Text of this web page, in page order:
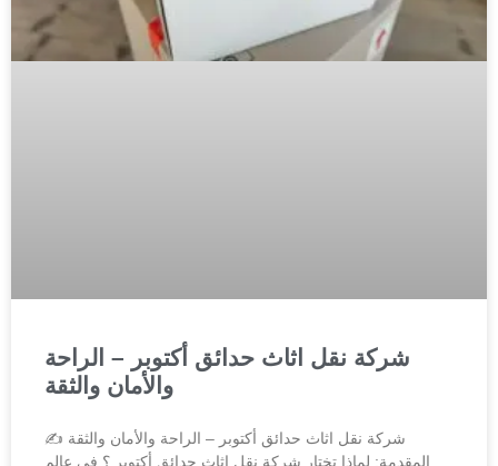
شركة نقل اثاث حدائق أكتوبر – الراحة
والأمان والثقة
شركة نقل اثاث حدائق أكتوبر – الراحة والأمان والثقة ✍️
المقدمة: لماذا تختار شركة نقل اثاث حدائق أكتوبر ؟ في عالم